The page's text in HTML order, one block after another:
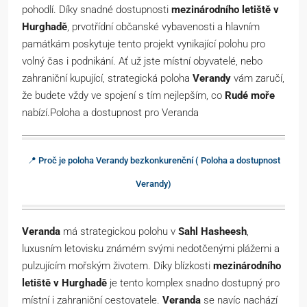
pohodlí. Díky snadné dostupnosti mezinárodního letiště v
Hurghadě, prvotřídní občanské vybavenosti a hlavním
památkám poskytuje tento projekt vynikající polohu pro
volný čas i podnikání. Ať už jste místní obyvatelé, nebo
zahraniční kupující, strategická poloha Verandy vám zaručí,
že budete vždy ve spojení s tím nejlepším, co Rudé moře
nabízí.Poloha a dostupnost pro Veranda
📍 Proč je poloha Verandy bezkonkurenční ( Poloha a dostupnost
Verandy)
Veranda má strategickou polohu v Sahl Hasheesh,
luxusním letovisku známém svými nedotčenými plážemi a
pulzujícím mořským životem. Díky blízkosti mezinárodního
letiště v Hurghadě je tento komplex snadno dostupný pro
místní i zahraniční cestovatele. Veranda se navíc nachází